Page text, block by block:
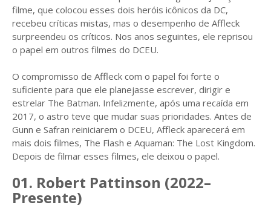
filme, que colocou esses dois heróis icônicos da DC,
recebeu críticas mistas, mas o desempenho de Affleck
surpreendeu os críticos. Nos anos seguintes, ele reprisou
o papel em outros filmes do DCEU.
O compromisso de Affleck com o papel foi forte o
suficiente para que ele planejasse escrever, dirigir e
estrelar The Batman. Infelizmente, após uma recaída em
2017, o astro teve que mudar suas prioridades. Antes de
Gunn e Safran reiniciarem o DCEU, Affleck aparecerá em
mais dois filmes, The Flash e Aquaman: The Lost Kingdom.
Depois de filmar esses filmes, ele deixou o papel.
01. Robert Pattinson (2022–
Presente)